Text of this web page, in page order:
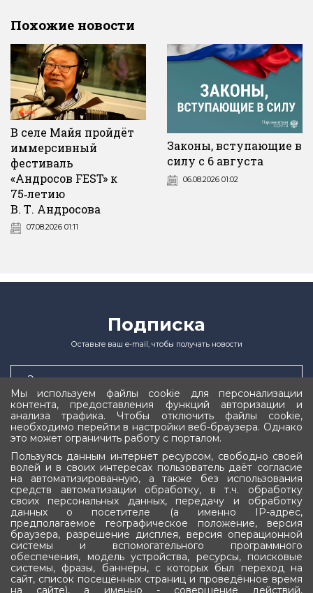
Похожие новости
В селе Майя пройдёт
иммерсивный
фестиваль
«Андросов FEST» к
75‑летию
В. Т. Андросова
07.08.2026 01:11
Законы, вступающие в
силу с 6 августа
06.08.2026 01:02
Подписка
Оставьте ваш e-mail, чтобы получать новости
Подписаться
Государственное Собрание (Ил Тумэн)
Республики Саха (Якутия)
Мы используем файлы cookie для персонализации
контента, предоставления функций авторизации и
анализа трафика. Чтобы отключить файлы cookie,
необходимо перейти в настройки веб-браузера. Однако
это может ограничить работу с порталом.
Пользуясь данным интернет ресурсом, свободно своей
волей и в своих интересах пользователь даёт согласие
на автоматизированную, а также без использования
средств автоматизации обработку, в т.ч. обработку
своих персональных данных, передачу и обработку
данных о посетителе (а именно IP-адрес,
предполагаемое географическое положение, версия
браузера, разрешение дисплея, версия операционной
системы и вспомогательного программного
обеспечения, модель устройства, ресурсы, поисковые
системы, фразы, баннеры, с которых был переход на
сайт, список посещённых страниц и проведённое время
на сайте), а именно - совершение действий,